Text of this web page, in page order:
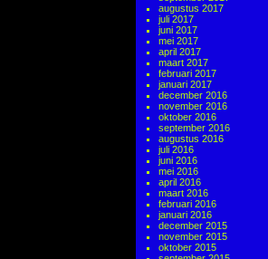
augustus 2017
juli 2017
juni 2017
mei 2017
april 2017
maart 2017
februari 2017
januari 2017
december 2016
november 2016
oktober 2016
september 2016
augustus 2016
juli 2016
juni 2016
mei 2016
april 2016
maart 2016
februari 2016
januari 2016
december 2015
november 2015
oktober 2015